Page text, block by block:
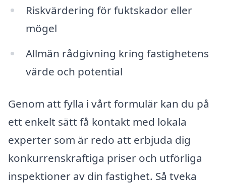
Riskvärdering för fuktskador eller
mögel
Allmän rådgivning kring fastighetens
värde och potential
Genom att fylla i vårt formulär kan du på
ett enkelt sätt få kontakt med lokala
experter som är redo att erbjuda dig
konkurrenskraftiga priser och utförliga
inspektioner av din fastighet. Så tveka